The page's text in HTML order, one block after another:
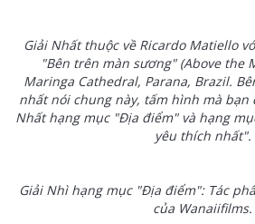
Giải Nhất thuộc về Ricardo Matiello
"Bên trên màn sương" (Above the
Maringa Cathedral, Parana, Brazil.
nhất nói chung này, tấm hình mà bạn
Nhất hạng mục "Địa điểm" và hạng
yêu thích nhất".
Giải Nhì hạng mục "Địa điểm": Tác
của Wanaiifilms.